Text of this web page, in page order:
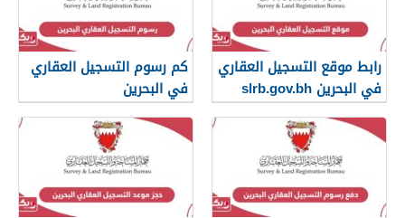
رابط موقع التسجيل العقاري
في البحرين slrb.gov.bh
كم رسوم التسجيل العقاري
في البحرين